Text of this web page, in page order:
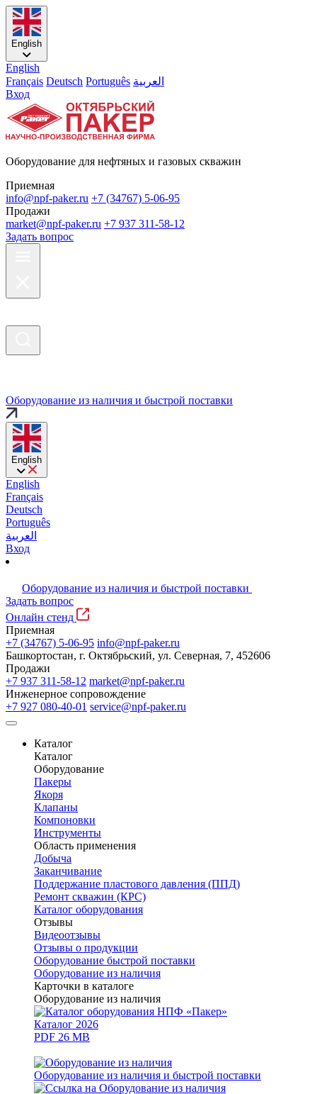
English
English
Français Deutsch Português العربية
Вход
Оборудование для нефтяных и газовых скважин
Приемная
info@npf-paker.ru +7 (34767) 5-06-95
Продажи
market@npf-paker.ru +7 937 311-58-12
Задать вопрос
Оборудование из наличия и быстрой поставки
English
English
Français
Deutsch
Português
العربية
Вход
Оборудование из наличия и быстрой поставки
Задать вопрос
Онлайн стенд
Приемная
+7 (34767) 5-06-95 info@npf-paker.ru
Башкортостан, г. Октябрьский, ул. Северная, 7, 452606
Продажи
+7 937 311-58-12 market@npf-paker.ru
Инженерное сопровождение
+7 927 080-40-01 service@npf-paker.ru
Каталог
Каталог
Оборудование
Пакеры
Якоря
Клапаны
Компоновки
Инструменты
Область применения
Добыча
Заканчивание
Поддержание пластового давления (ППД)
Ремонт скважин (КРС)
Каталог оборудования
Отзывы
Видеоотзывы
Отзывы о продукции
Оборудование быстрой поставки
Оборудование из наличия
Карточки в каталоге
Оборудование из наличия
Каталог 2026
PDF 26 MB
Оборудование из наличия и быстрой поставки